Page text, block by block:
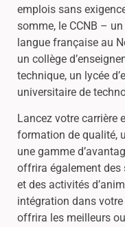
emplois sans
somme, le CCNB –
langue française au
un collège
technique, un lycée
universitaire de
Lancez votre carrière
formation de qualité,
une gamme
offrira également des
et des activités
intégration dans
offrira les meilleurs